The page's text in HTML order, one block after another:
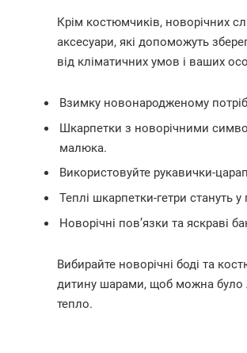
Крім костюмчиків, новорічних
аксесуари, які допоможуть
від кліматичних умов і ваших
Взимку новонародженому
Шкарпетки з новорічними
малюка.
Використовуйте рукавички-
Теплі шкарпетки-гетри стануть
Новорічні пов’язки та яскраві
Вибирайте новорічні боді та
дитину шарами, щоб можна було
тепло.